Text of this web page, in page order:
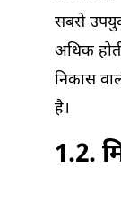
सबसे
अधिक
निकास
है।
1.2.